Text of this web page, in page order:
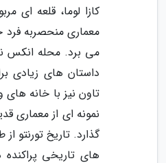
کازا لوما، قلعه ای
معماری منحصربه فرد
می برد. محله انکس
داستان های زیادی
تاون نیز با خانه
نمونه ای از معماری
گذارد. تاریخ تورنتو
های تاریخی